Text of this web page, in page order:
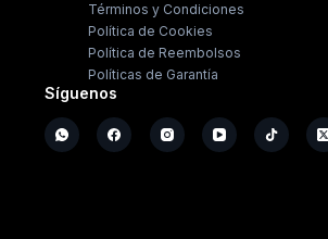
Términos y Condiciones
Política de Cookies
Política de Reembolsos
Políticas de Garantía
Síguenos